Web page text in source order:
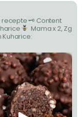
recepte🗝 Content
Mama x 2, Zg
Kuharice: